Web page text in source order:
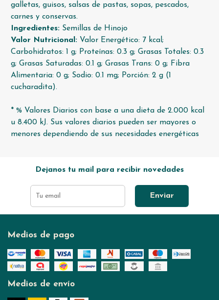
galletas, guisos, salsas de pastas, sopas, pescados,
carnes y conservas.
Ingredientes: Semillas de Hinojo
Valor Nutricional: Valor Energético: 7 kcal;
Carbohidratos: 1 g; Proteínas: 0.3 g; Grasas Totales: 0.3
g; Grasas Saturadas: 0.1 g; Grasas Trans: 0 g; Fibra
Alimentaria: 0 g; Sodio: 0.1 mg; Porción: 2 g (1
cucharadita).
* % Valores Diarios con base a una dieta de 2.000 kcal
u 8.400 kJ. Sus valores diarios pueden ser mayores o
menores dependiendo de sus necesidades energéticas
Dejanos tu mail para recibir novedades
Enviar
Medios de pago
Medios de envío